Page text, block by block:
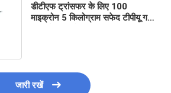
डीटीएफ ट्रांसफर के लिए 100
माइक्रोन 5 किलोग्राम सफेद टीपीयू गर्म
जारी रखें